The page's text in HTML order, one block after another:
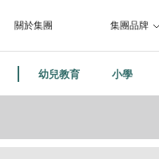
關於集團 集團品牌
幼兒教育 小學